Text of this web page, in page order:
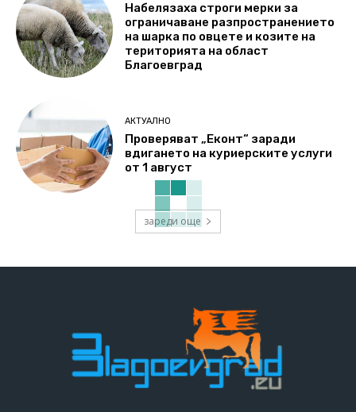
Набелязаха строги мерки за
ограничаване разпространението
на шарка по овцете и козите на
територията на област
Благоевград
АКТУАЛНО
Проверяват „Еконт“ заради
вдигането на куриерските услуги
от 1 август
зареди още